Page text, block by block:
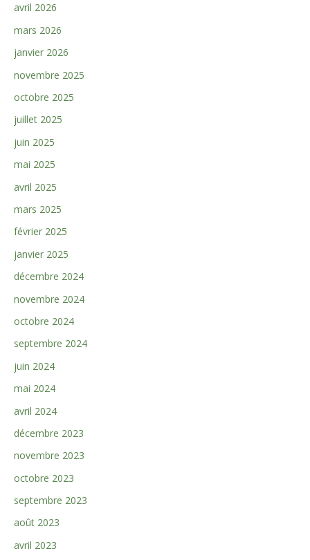
avril 2026
mars 2026
janvier 2026
novembre 2025
octobre 2025
juillet 2025
juin 2025
mai 2025
avril 2025
mars 2025
février 2025
janvier 2025
décembre 2024
novembre 2024
octobre 2024
septembre 2024
juin 2024
mai 2024
avril 2024
décembre 2023
novembre 2023
octobre 2023
septembre 2023
août 2023
avril 2023